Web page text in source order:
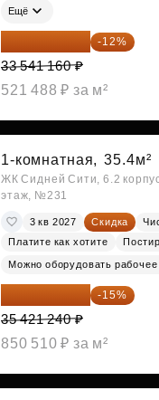
Ещё
29 516 221 ₽ -12%
33 541 160 ₽
521 488 ₽ за м²
1-комнатная, 35.4м²
ЖК Сидней Сити, 6.2
этаж, №231
3 кв 2027 Скидка
Платите как хотите
Можно оборудовать
30 108 054 ₽ -15%
35 421 240 ₽
850 510 ₽ за м²